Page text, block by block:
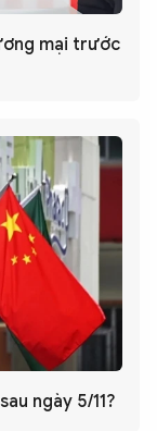
mại trước
ngày 5/11?